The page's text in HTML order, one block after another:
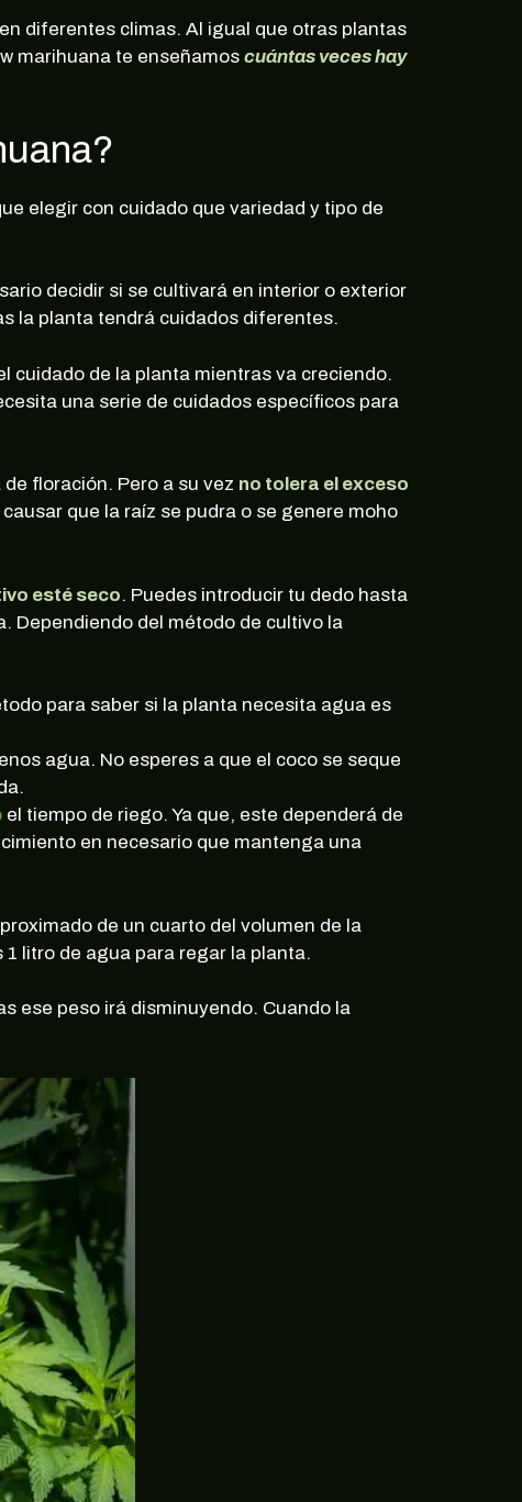
diferentes climas. Al igual que otras plantas
marihuana te enseñamos cuántas veces hay
elegir con cuidado que variedad y tipo de
decidir si se cultivará en interior o exterior
la planta tendrá cuidados diferentes.
cuidado de la planta mientras va creciendo.
una serie de cuidados específicos para
floración. Pero a su vez no tolera el exceso
que la raíz se pudra o se genere moho
esté seco. Puedes introducir tu dedo hasta
Dependiendo del método de cultivo la
para saber si la planta necesita agua es
agua. No esperes a que el coco se seque
el tiempo de riego. Ya que, este dependerá de
en necesario que mantenga una
de un cuarto del volumen de la
litro de agua para regar la planta.
ese peso irá disminuyendo. Cuando la